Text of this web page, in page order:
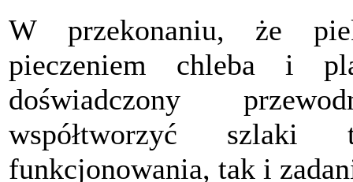
W przekonaniu, że
pieczeniem chleba i
doświadczony
współtworzyć
funkcjonowania, tak i